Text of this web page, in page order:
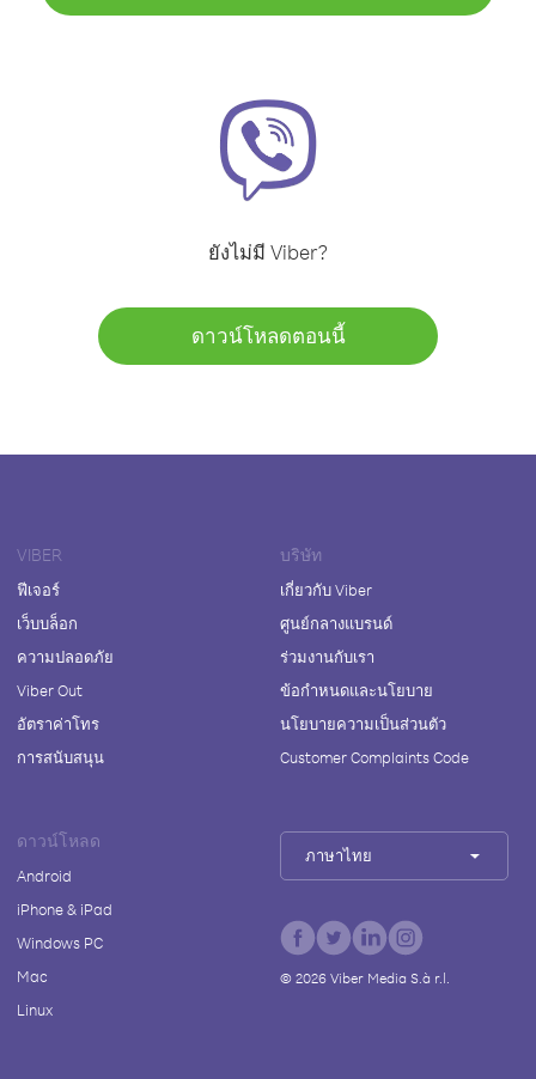
ยังไม่มี Viber?
ดาวน์โหลดตอนนี้
VIBER
ฟีเจอร์
เว็บบล็อก
ความปลอดภัย
Viber Out
อัตราค่าโทร
การสนับสนุน
บริษัท
เกี่ยวกับ Viber
ศูนย์กลางแบรนด์
ร่วมงานกับเรา
ข้อกำหนดและนโยบาย
นโยบายความเป็นส่วนตัว
Customer Complaints Code
ดาวน์โหลด
Android
iPhone & iPad
Windows PC
Mac
Linux
ภาษาไทย
© 2026Viber Media S.à r.l.